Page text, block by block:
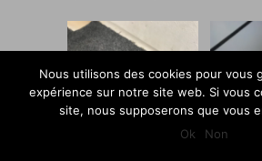
Nous utilisons des cookies pour vous
expérience sur notre site web. Si vous
site, nous supposerons que vous
Ok
Non